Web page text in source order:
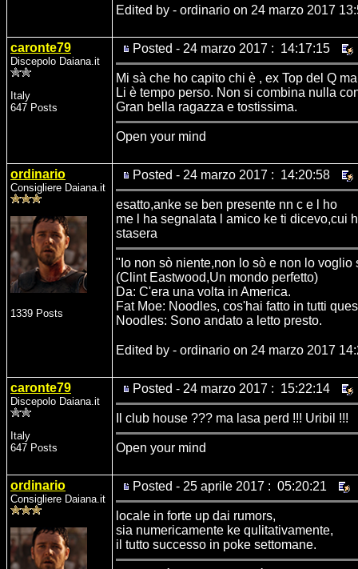
Edited by - ordinario on 24 marzo 2017
caronte79
Discepolo Daiana.it
Italy
647 Posts
Posted - 24 marzo 2017 : 14:17:15
Mi sà che ho capito chi è , ex Top del Q
Li è tempo perso. Non si combina nulla
Gran bella ragazza e tostissima.
Open your mind
ordinario
Consigliere Daiana.it
1339 Posts
Posted - 24 marzo 2017 : 14:20:58
esatto,anke se ben presente nn c e l ho
me l ha segnalata l amico ke ti dicevo,cui
stasera
"Io non sò niente,non lo sò e non lo voglio
(Clint Eastwood,Un mondo perfetto)
Da: C'era una volta in America.
Fat Moe: Noodles, cos'hai fatto in tutti
Noodles: Sono andato a letto presto.
Edited by - ordinario on 24 marzo 2017
caronte79
Discepolo Daiana.it
Italy
647 Posts
Posted - 24 marzo 2017 : 15:22:14
Il club house ??? ma lasa perd !!! Uribil !!!
Open your mind
ordinario
Consigliere Daiana.it
Posted - 25 aprile 2017 : 05:20:21
locale in forte up dai rumors,
sia numericamente ke qulitativamente,
il tutto successo in poke settomane.